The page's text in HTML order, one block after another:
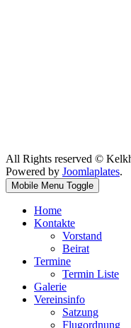
All Rights reserved ©
Powered by Joomlaplates.
Mobile Menu Toggle
Home
Kontakte
Vorstand
Beirat
Termine
Termin Liste
Galerie
Vereinsinfo
Satzung
Flugordnung